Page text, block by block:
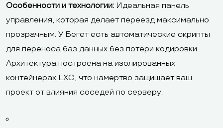
Особенности и технологии: Идеальная панель
управления, которая делает переезд максимально
прозрачным. У Бегет есть автоматические скрипты
для переноса баз данных без потери кодировки.
Архитектура построена на изолированных
контейнерах LXC, что намертво защищает ваш
проект от влияния соседей по серверу.